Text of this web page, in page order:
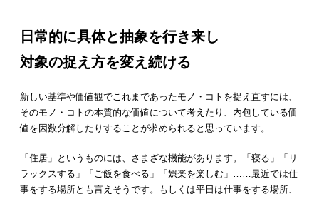
日常的に具体と抽象を行き来し
対象の捉え方を変え続ける
新しい基準や価値観でこれまであったモノ・コトを捉え直すには、
そのモノ・コトの本質的な価値について考えたり、内包している価
値を因数分解したりすることが求められると思っています。
「住居」というものには、さまざな機能があります。「寝る」「リ
ラックスする」「ご飯を食べる」「娯楽を楽しむ」……最近では仕
事をする場所とも言えそうです。もしくは平日は仕事をする場所、